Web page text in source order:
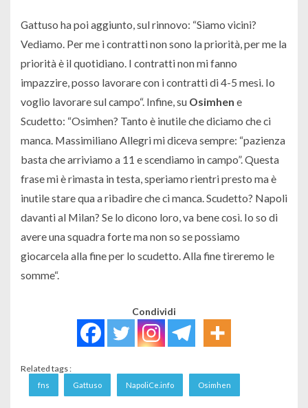
Gattuso ha poi aggiunto, sul rinnovo: “Siamo vicini?
Vediamo. Per me i contratti non sono la priorità, per me la
priorità è il quotidiano. I contratti non mi fanno
impazzire, posso lavorare con i contratti di 4-5 mesi. Io
voglio lavorare sul campo“. Infine, su Osimhen e
Scudetto: “Osimhen? Tanto è inutile che diciamo che ci
manca. Massimiliano Allegri mi diceva sempre: “pazienza
basta che arriviamo a 11 e scendiamo in campo”. Questa
frase mi è rimasta in testa, speriamo rientri presto ma è
inutile stare qua a ribadire che ci manca. Scudetto? Napoli
davanti al Milan? Se lo dicono loro, va bene così. Io so di
avere una squadra forte ma non so se possiamo
giocarcela alla fine per lo scudetto. Alla fine tireremo le
somme“.
Condividi
Related tags :
fns Gattuso NapoliCe.info Osimhen